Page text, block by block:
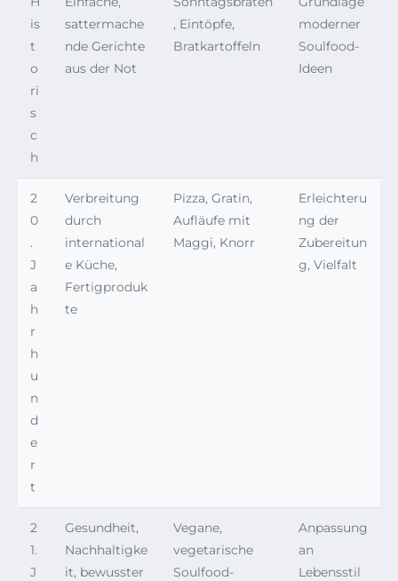
is
t
o
ri
s
c
h
sattermache
nde Gerichte
aus der Not
, Eintöpfe,
Bratkartoffeln
moderner
Soulfood-
Ideen
2
0
.
J
a
h
r
h
u
n
d
e
r
t
Verbreitung
durch
international
e Küche,
Fertigproduk
te
Pizza, Gratin,
Aufläufe mit
Maggi, Knorr
Erleichteru
ng der
Zubereitun
g, Vielfalt
2
1.
J
Gesundheit,
Nachhaltigke
it, bewusster
Vegane,
vegetarische
Soulfood-
Anpassung
an
Lebensstil